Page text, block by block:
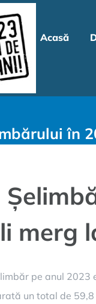
Acasă
în
merg
pe anul
un total de